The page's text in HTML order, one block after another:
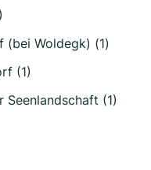
(bei Woldegk) (1)
(1)
Seenlandschaft (1)